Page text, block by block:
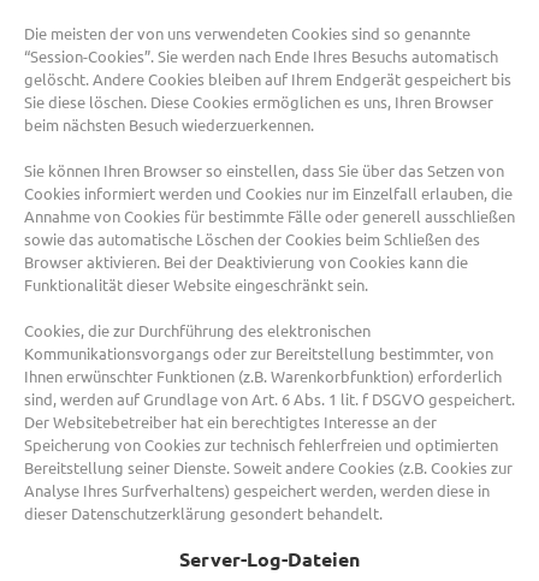
Die meisten der von uns verwendeten Cookies sind so genannte
“Session-Cookies”. Sie werden nach Ende Ihres Besuchs automatisch
gelöscht. Andere Cookies bleiben auf Ihrem Endgerät gespeichert bis
Sie diese löschen. Diese Cookies ermöglichen es uns, Ihren Browser
beim nächsten Besuch wiederzuerkennen.
Sie können Ihren Browser so einstellen, dass Sie über das Setzen von
Cookies informiert werden und Cookies nur im Einzelfall erlauben, die
Annahme von Cookies für bestimmte Fälle oder generell ausschließen
sowie das automatische Löschen der Cookies beim Schließen des
Browser aktivieren. Bei der Deaktivierung von Cookies kann die
Funktionalität dieser Website eingeschränkt sein.
Cookies, die zur Durchführung des elektronischen
Kommunikationsvorgangs oder zur Bereitstellung bestimmter, von
Ihnen erwünschter Funktionen (z.B. Warenkorbfunktion) erforderlich
sind, werden auf Grundlage von Art. 6 Abs. 1 lit. f DSGVO gespeichert.
Der Websitebetreiber hat ein berechtigtes Interesse an der
Speicherung von Cookies zur technisch fehlerfreien und optimierten
Bereitstellung seiner Dienste. Soweit andere Cookies (z.B. Cookies zur
Analyse Ihres Surfverhaltens) gespeichert werden, werden diese in
dieser Datenschutzerklärung gesondert behandelt.
Server-Log-Dateien